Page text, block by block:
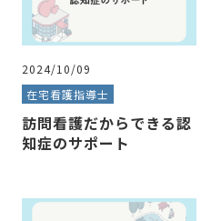
2024/10/09
在宅看護指導士
訪問看護だからできる認
知症のサポート